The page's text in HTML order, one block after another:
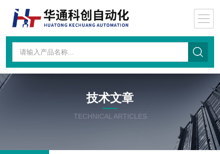
技术文章
TECHNICAL ARTICLES